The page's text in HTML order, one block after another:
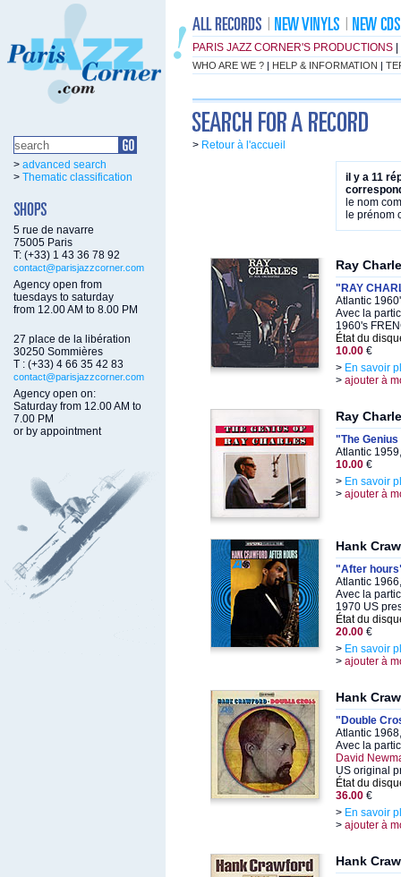
PARIS JAZZ CORNER'S PRODUCTIONS
WHO ARE WE ? | HELP & INFORMATION |
> advanced search
> Thematic classification
5 rue de navarre
75005 Paris
T: (+33) 1 43 36 78 92
contact@parisjazzcorner.com
Agency open from
tuesdays to saturday
from 12.00 AM to 8.00 PM
27 place de la libération
30250 Sommières
T : (+33) 4 66 35 42 83
contact@parisjazzcorner.com
Agency open on:
Saturday from 12.00 AM to
7.00 PM
or by appointment
> Retour à l'accueil
il y a 11
le nom
le prénom
Ray
"RAY
Atlantic
Avec la
1960's
État du
10.00 €
> En savoir
> ajouter à
Ray
"The
Atlantic
10.00 €
> En savoir
> ajouter à
Hank
"After
Atlantic
Avec la
1970 US
État du
20.00 €
> En savoir
> ajouter à
Hank
"Double
Atlantic
Avec la
David
US original
État du
36.00 €
> En savoir
> ajouter à
Hank